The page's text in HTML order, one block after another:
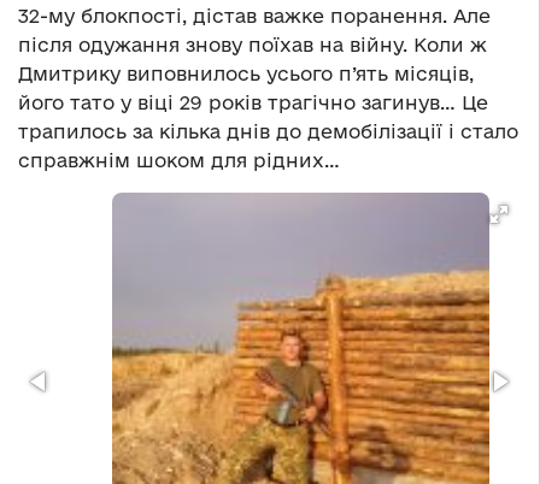
32-му блокпості, дістав важке поранення. Але
після одужання знову поїхав на війну. Коли ж
Дмитрику виповнилось усього п’ять місяців,
його тато у віці 29 років трагічно загинув… Це
трапилось за кілька днів до демобілізації і стало
справжнім шоком для рідних…